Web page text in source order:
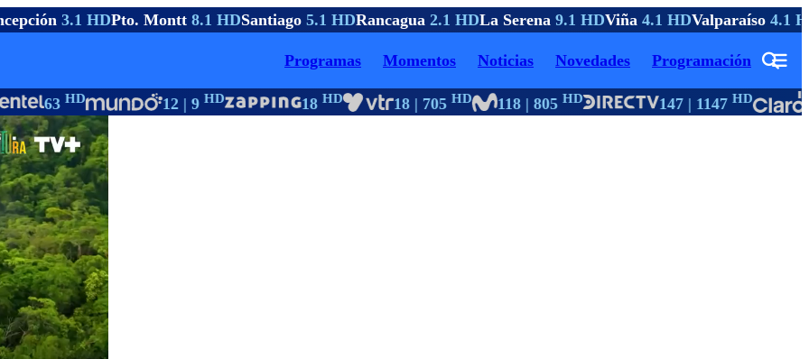
3.1 HDPto. Montt8.1 HDSantiago5.1 HDRancagua2.1 HDLa Serena9.1 HDViña4.1 HDValparaíso4.1
Programas Momentos Noticias Novedades Programación
63HD 12 | 9HD 18HD 18 | 705HD 118 | 805HD 147 | 1147HD